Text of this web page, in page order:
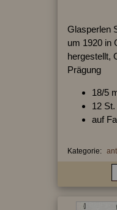
Glasperlen
um 1920 in
hergestellt,
Prägung
18/5
12 St.
auf
Kategorie: